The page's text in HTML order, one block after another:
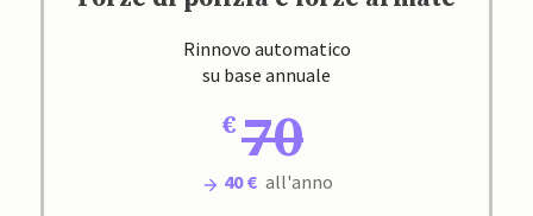
Rinnovo automatico
su base annuale
70
40 € all'anno